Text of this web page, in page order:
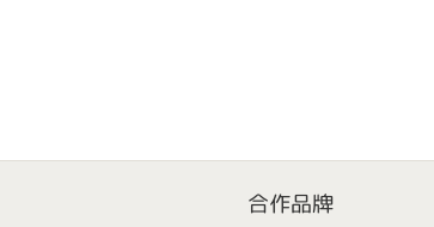
合作品牌